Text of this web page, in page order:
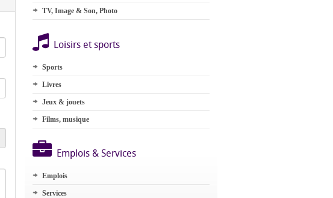
TV, Image & Son, Photo
Loisirs et sports
Sports
Livres
Jeux & jouets
Films, musique
Emplois & Services
Emplois
Services